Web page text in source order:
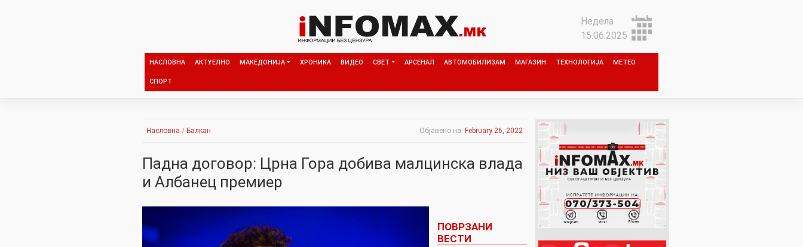
Недела
15.06.2025
НАСЛОВНА АКТУЕЛНО МАКЕДОНИЈА ХРОНИКА ВИДЕО СВЕТ АРСЕНАЛ АВТОМОБИЛИЗАМ МАГАЗИН ТЕХНОЛОГИЈА МЕТЕО
СПОРТ
Насловна / Балкан Објавено на: February 26, 2022
Падна договор: Црна Гора добива малцинска влада
и Албанец премиер
ПОВРЗАНИ
ВЕСТИ